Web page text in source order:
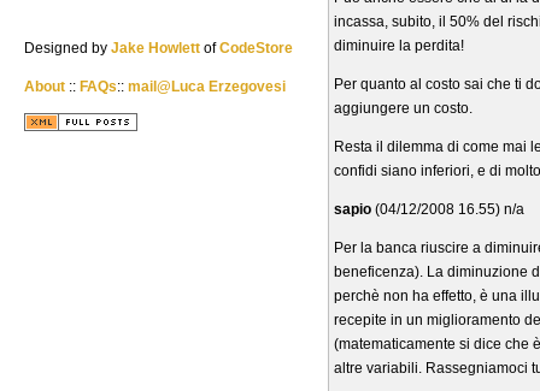
incassa, subito, il 50% del
diminuire la perdita!
Per quanto al costo sai che ti
aggiungere un costo.
Resta il dilemma di come mai
confidi siano inferiori, e di
sapio (04/12/2008 16.55) n/a
Per la banca riuscire a
beneficenza). La diminuzione
perchè non ha effetto, è una
recepite in un miglioramento
(matematicamente si dice che
altre variabili. Rassegniamoci
Designed by Jake Howlett ofCodeStore
About :: FAQs:: mail@Luca Erzegovesi